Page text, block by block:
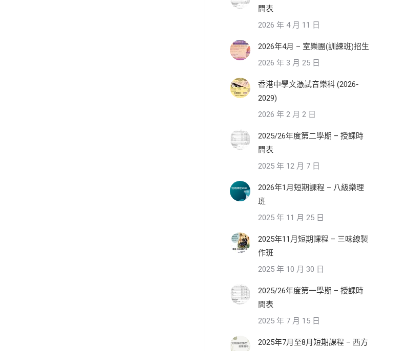
間表
2026 年 4 月 11 日
2026年4月 – 室樂團(訓練班)招生
2026 年 3 月 25 日
香港中學文憑試音樂科 (2026-
2029)
2026 年 2 月 2 日
2025/26年度第二學期 – 授課時
間表
2025 年 12 月 7 日
2026年1月短期課程 – 八級樂理
班
2025 年 11 月 25 日
2025年11月短期課程 – 三味線製
作班
2025 年 10 月 30 日
2025/26年度第一學期 – 授課時
間表
2025 年 7 月 15 日
2025年7月至8月短期課程 – 西方